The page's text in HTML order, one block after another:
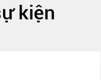
kiện